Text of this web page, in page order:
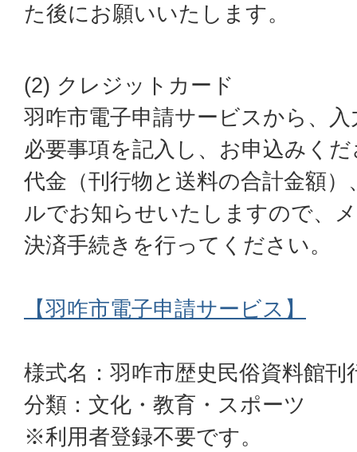
た後にお願いいたします。
(2) クレジットカード
羽咋市電子申請サービスから、
必要事項を記入し、お申込みく
代金（刊行物と送料の合計金額
ルでお知らせいたしますので、
決済手続きを行ってください。
【羽咋市電子申請サービス】
様式名：羽咋市歴史民俗資料館刊
分類：文化・教育・スポーツ
※利用者登録不要です。